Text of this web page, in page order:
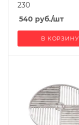
230
540 руб./шт
В КОРЗИНУ
Глубина, мм
234
Высота, мм